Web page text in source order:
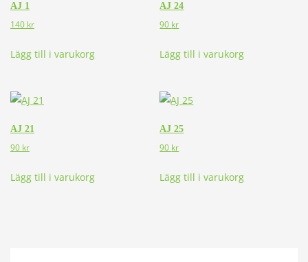
AJ 1
140 kr
Lägg till i varukorg
AJ 24
90 kr
Lägg till i varukorg
AJ 21
90 kr
Lägg till i varukorg
AJ 25
90 kr
Lägg till i varukorg